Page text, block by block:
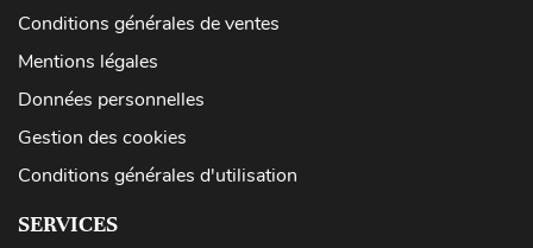
Conditions générales de ventes
Mentions légales
Données personnelles
Gestion des cookies
Conditions générales d'utilisation
SERVICES